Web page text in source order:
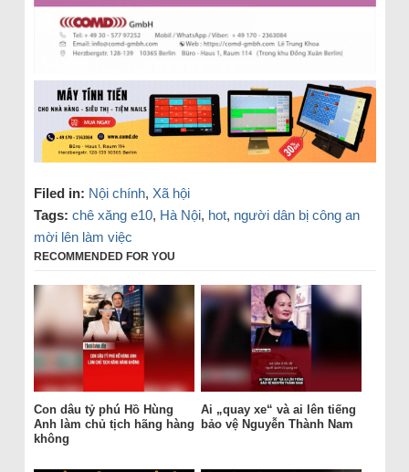
Filed in: Nội chính, Xã hội
Tags: chê xăng e10, Hà Nội, hot, người dân bị công an
mời lên làm việc
RECOMMENDED FOR YOU
Con dâu tỷ phú Hồ Hùng
Anh làm chủ tịch hãng hàng
không
Ai „quay xe“ và ai lên tiếng
bảo vệ Nguyễn Thành Nam